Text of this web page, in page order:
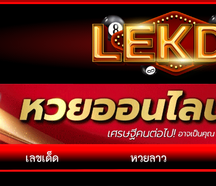
เลขเด็ด หวยลาว